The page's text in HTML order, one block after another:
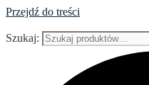
Przejdź do treści
Szukaj: